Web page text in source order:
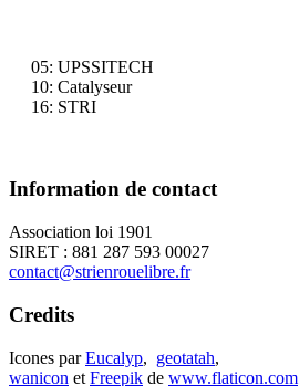
05: UPSSITECH
10: Catalyseur
16: STRI
Information de contact
Association loi 1901
SIRET : 881 287 593 00027
contact@strienrouelibre.fr
Credits
Icones parEucalyp, geotatah,
wanicon et Freepik de www.flaticon.com